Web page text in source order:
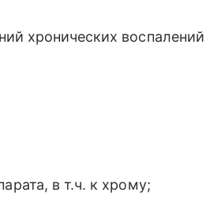
хронических воспалений
в т.ч. к хрому;